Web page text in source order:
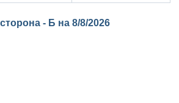
- Б на 8/8/2026